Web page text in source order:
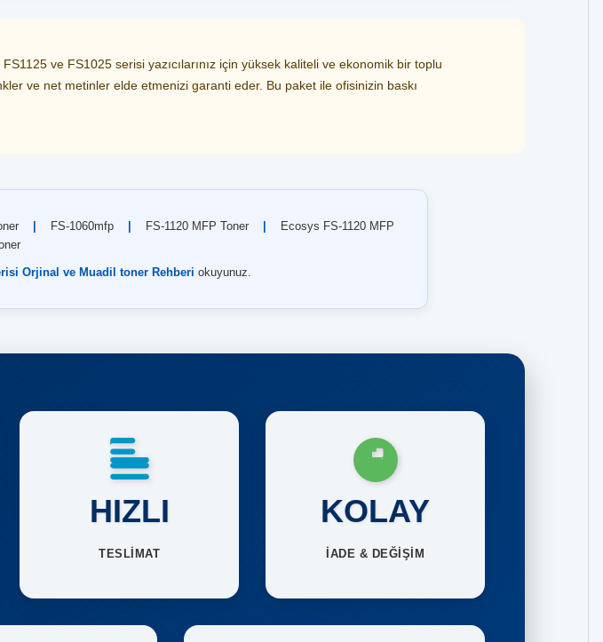
ve FS1025 serisi yazıcılarınız için yüksek kaliteli ve ekonomik bir toplu
ve net metinler elde etmenizi garanti eder. Bu paket ile ofisinizin baskı
FS-1060mfp FS-1120 MFP Toner
Ecosys FS-1120 MFP
Orjinal ve Muadil toner Rehberi okuyunuz.
HIZLI
TESLİMAT
KOLAY
İADE & DEĞİŞİM